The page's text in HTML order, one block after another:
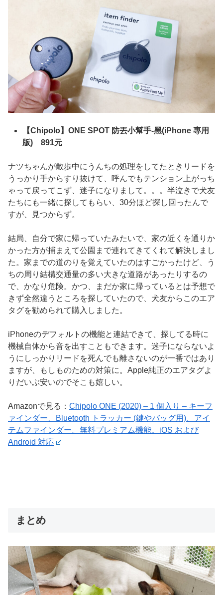
【Chipolo】ONE SPOT 防丟小幫手-黑(iPhone 專用
版) 891元
ナツちゃんが散歩中にうんちの処理をしてたときリードを
うっかり手からすり抜けて、呼んでもテンション上がっち
ゃって戻ってこず、迷子になりまして。。。半泣きで犬友
たちにも一緒に探してもらい、30分ほど探し回ったんで
すが、見つからず。
結局、自分で家に帰っていたみたいで、家の近くを通りか
かった方が捕まえて公園まで連れてきてくれて解決しまし
た。家までの道のりを覚えていたのはすごかったけど、う
ちの周り結構交通量の多い大きな道路があったりするの
で、かなり危険。かつ、まだか家に帰っているとは予想で
きず全然違うところを探していたので、犬友からこのエア
タグを勧められて購入しました。
iPhoneのデフォルトの機能と連結できて、探してる時に
機械自体から音を出すこともできます。迷子にならないよ
うにしっかりリードを死んでも離さないのが一番ではあり
ますが、もしものための対策に。Apple純正のエアタグよ
りだいぶ安いのでそこも嬉しい。
Amazonで見る： Chipolo ONE (2020) – 1 個入り – キーフ
ァインダー、Bluetooth トラッカー (鍵やバッグ用)、アイ
テムファインダー。無料プレミアム機能。iOS および
Android 対応
まとめ